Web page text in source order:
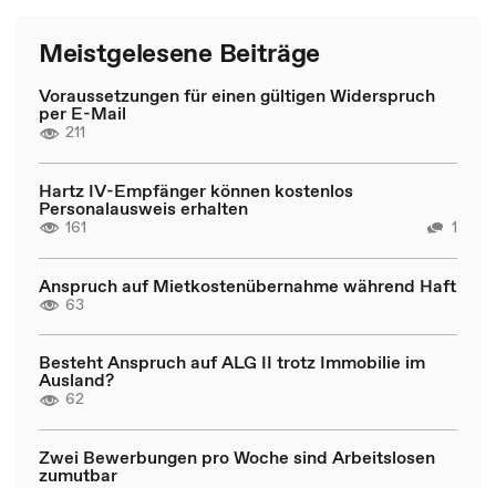
Meistgelesene Beiträge
Voraussetzungen für einen gültigen Widerspruch
per E-Mail
211
Hartz IV-Empfänger können kostenlos
Personalausweis erhalten
161 1
Anspruch auf Mietkostenübernahme während Haft
63
Besteht Anspruch auf ALG II trotz Immobilie im
Ausland?
62
Zwei Bewerbungen pro Woche sind Arbeitslosen
zumutbar